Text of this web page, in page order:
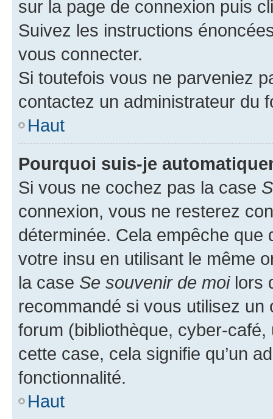
sur la page de connexion puis
Suivez les instructions
vous connecter.
Si toutefois vous ne parveniez
contactez un administrateur du
Haut
Pourquoi suis-je
Si vous ne cochez pas la case
connexion, vous ne resterez
déterminée. Cela empêche que
votre insu en utilisant le même
la case Se souvenir de moilors
recommandé si vous utilisez
forum (bibliothèque, cyber-
cette case, cela signifie qu’un
fonctionnalité.
Haut